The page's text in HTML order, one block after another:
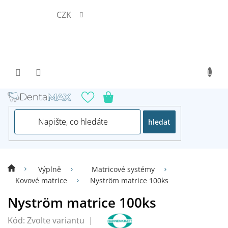
CZK
hledat
Výplně
Matricové systémy
Kovové matrice
Nyström matrice 100ks
Nyström matrice 100ks
Kód: Zvolte variantu